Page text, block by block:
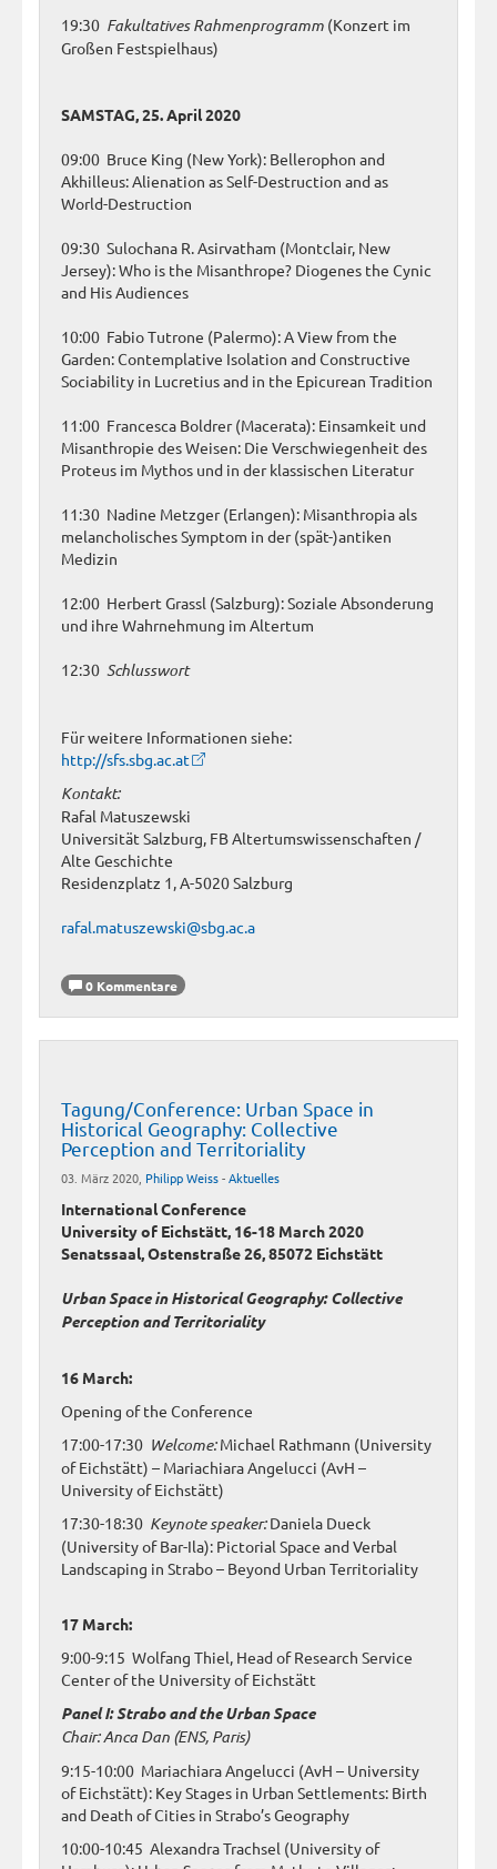
19:30 Fakultatives Rahmenprogramm (Konzert im
Großen Festspielhaus)
SAMSTAG, 25. April 2020
09:00 Bruce King (New York): Bellerophon and
Akhilleus: Alienation as Self-Destruction and as
World-Destruction
09:30 Sulochana R. Asirvatham (Montclair, New
Jersey): Who is the Misanthrope? Diogenes the Cynic
and His Audiences
10:00 Fabio Tutrone (Palermo): A View from the
Garden: Contemplative Isolation and Constructive
Sociability in Lucretius and in the Epicurean Tradition
11:00 Francesca Boldrer (Macerata): Einsamkeit und
Misanthropie des Weisen: Die Verschwiegenheit des
Proteus im Mythos und in der klassischen Literatur
11:30 Nadine Metzger (Erlangen): Misanthropia als
melancholisches Symptom in der (spät-)antiken
Medizin
12:00 Herbert Grassl (Salzburg): Soziale Absonderung
und ihre Wahrnehmung im Altertum
12:30 Schlusswort
Für weitere Informationen siehe:
http://sfs.sbg.ac.at
Kontakt:
Rafal Matuszewski
Universität Salzburg, FB Altertumswissenschaften /
Alte Geschichte
Residenzplatz 1, A-5020 Salzburg
rafal.matuszewski@sbg.ac.a
0 Kommentare
Tagung/Conference: Urban Space in
Historical Geography: Collective
Perception and Territoriality
03. März 2020, Philipp Weiss-Aktuelles
International Conference
University of Eichstätt, 16-18 March 2020
Senatssaal, Ostenstraße 26, 85072 Eichstätt
Urban Space in Historical Geography: Collective
Perception and Territoriality
16 March:
Opening of the Conference
17:00-17:30 Welcome:Michael Rathmann (University
of Eichstätt) – Mariachiara Angelucci (AvH –
University of Eichstätt)
17:30-18:30 Keynote speaker:Daniela Dueck
(University of Bar-Ila): Pictorial Space and Verbal
Landscaping in Strabo – Beyond Urban Territoriality
17 March:
9:00-9:15 Wolfang Thiel, Head of Research Service
Center of the University of Eichstätt
Panel I: Strabo and the Urban Space
Chair:Anca Dan (ENS, Paris)
9:15-10:00 Mariachiara Angelucci (AvH – University
of Eichstätt): Key Stages in Urban Settlements: Birth
and Death of Cities in Strabo’s Geography
10:00-10:45 Alexandra Trachsel (University of